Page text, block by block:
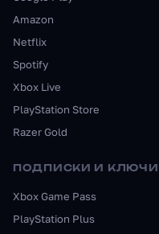
Amazon
Netflix
Spotify
Xbox Live
PlayStation Store
Razer Gold
ПОДПИСКИ И КЛЮЧИ
Xbox Game Pass
PlayStation Plus